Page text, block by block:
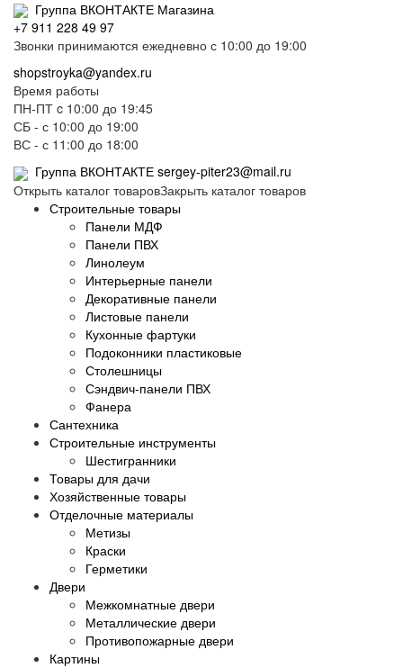
Группа ВКОНТАКТЕ Магазина
+7 911 228 49 97
Звонки принимаются ежедневно с 10:00 до 19:00
shopstroyka@yandex.ru
Время работы
ПН-ПТ c 10:00 до 19:45
СБ - с 10:00 до 19:00
ВС - с 11:00 до 18:00
Группа ВКОНТАКТЕ sergey-piter23@mail.ru
Открыть каталог товаровЗакрыть каталог товаров
Строительные товары
Панели МДФ
Панели ПВХ
Линолеум
Интерьерные панели
Декоративные панели
Листовые панели
Кухонные фартуки
Подоконники пластиковые
Столешницы
Сэндвич-панели ПВХ
Фанера
Сантехника
Строительные инструменты
Шестигранники
Товары для дачи
Хозяйственные товары
Отделочные материалы
Метизы
Краски
Герметики
Двери
Межкомнатные двери
Металлические двери
Противопожарные двери
Картины